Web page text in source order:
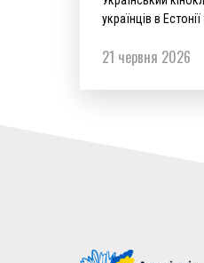
українців в
в затінку дерев»
відбувся 21
21 червня 2026